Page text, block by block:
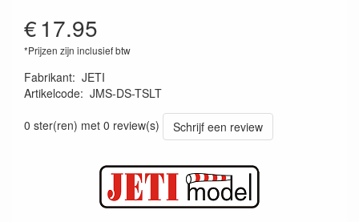
€17.95
*Prijzen zijn inclusief btw
Fabrikant: JETI
Artikelcode: JMS-DS-TSLT
0 ster(ren) met 0 review(s)
Schrijf een review